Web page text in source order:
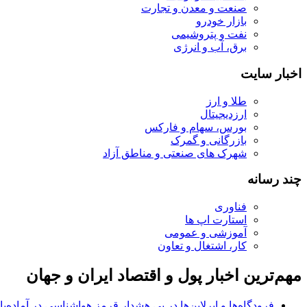
صنعت و معدن و تجارت
بازار خودرو
نفت و پتروشیمی
برق، آب و انرژی
اخبار سایت
طلا و ارز
ارزدیجیتال
بورس، سهام و فارکس
بازرگانی و گمرک
شهرک های صنعتی و مناطق آزاد
چند رسانه
فناوری
استارت اپ ها
آموزشی و عمومی
کار، اشتغال و تعاون
مهم‌ترین اخبار پول و اقتصاد ایران و جهان